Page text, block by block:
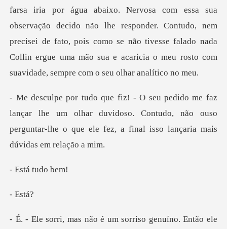
farsa iria por água abaixo. Nervosa com essa sua
observação decido não lhe responder. Contudo, nem
precisei de fato,
lhe um olhar duvidoso. Contudo, não ouso
perguntar-lhe o que
á tud
Es
nuíno. Então ele